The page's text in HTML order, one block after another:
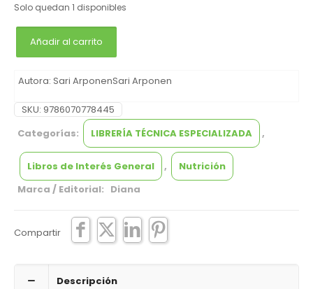
Solo quedan 1 disponibles
Añadir al carrito
Autora: Sari ArponenSari Arponen
SKU: 9786070778445
Categorías:
LIBRERÍA TÉCNICA ESPECIALIZADA ,
Libros de Interés General ,
Nutrición
Marca / Editorial: Diana
Compartir
Descripción